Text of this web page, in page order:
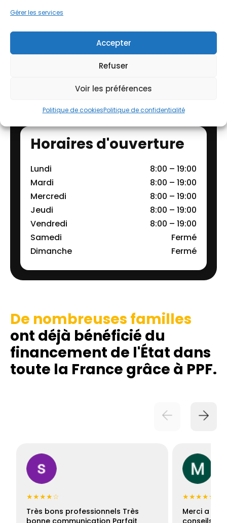
Gérer les services
Accepter
Refuser
Voir les préférences
Politique de cookiesPolitique de confidentialité
Contactez-nous
Rue de la Reynardière 13480 Cabriès
Horaires d'ouverture
Lundi
8:00 – 19:00
Mardi
8:00 – 19:00
Mercredi
8:00 – 19:00
Jeudi
8:00 – 19:00
Vendredi
8:00 – 19:00
Samedi
Fermé
Dimanche
Fermé
De nombreuses familles
ont déjà bénéficié du
financement de l'État dans
toute la France grâce à PPF.
★★★★☆
Très bons professionnels Très
bonne communication Parfait
★★★★★
Merci a
conseils